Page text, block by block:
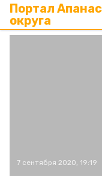
Портал
округа
7 сентября 2020, 19:19